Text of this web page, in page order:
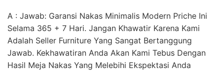
A : Jawab: Garansi Nakas Minimalis Modern Priche Ini
Selama 365 + 7 Hari. Jangan Khawatir Karena Kami
Adalah Seller Furniture Yang Sangat Bertanggung
Jawab. Kekhawatiran Anda Akan Kami Tebus Dengan
Hasil Meja Nakas Yang Melebihi Ekspektasi Anda